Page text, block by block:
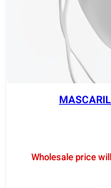
Wholesale price